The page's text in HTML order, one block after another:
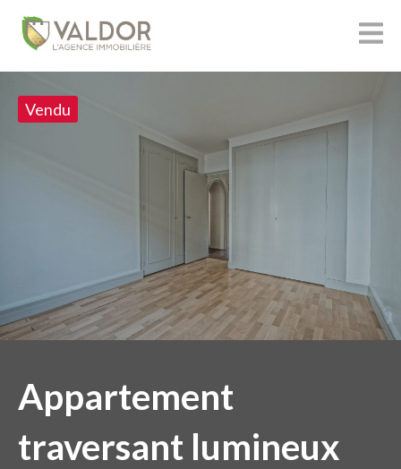
Vendu
Appartement
traversant lumineux